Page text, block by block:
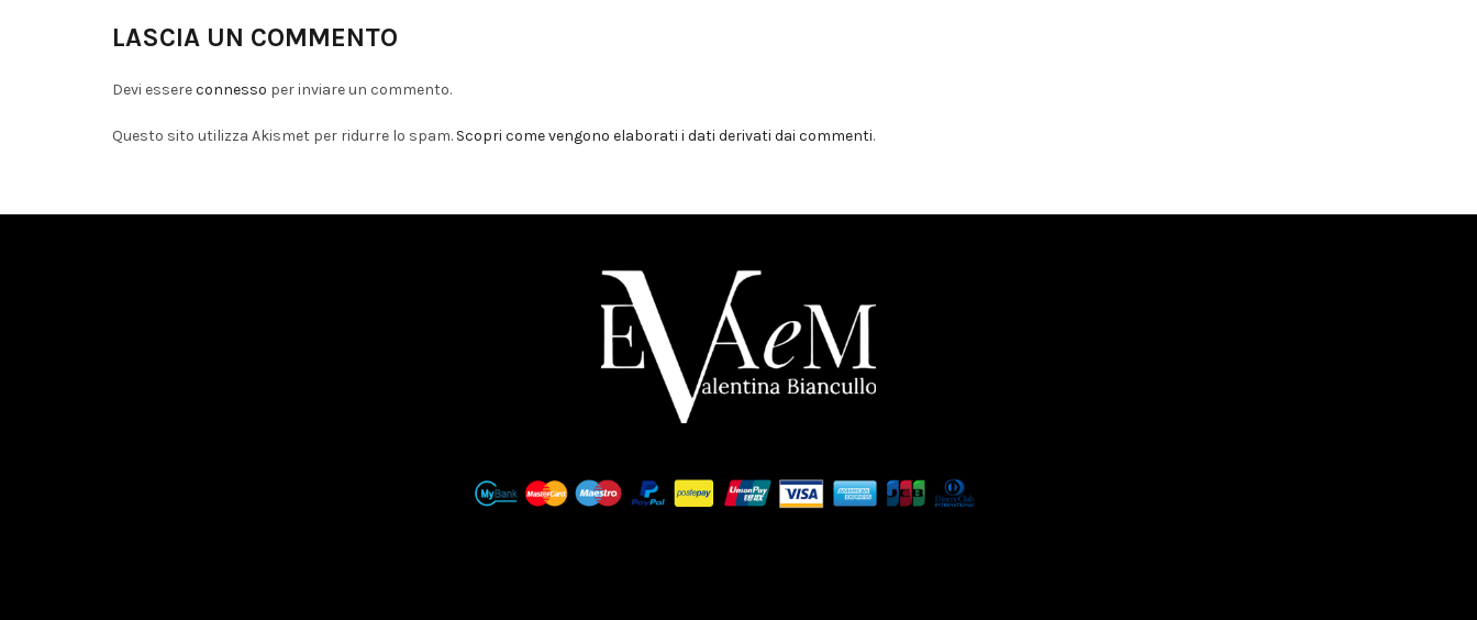
LASCIA UN COMMENTO
Devi essereconnesso per inviare un commento.
Questo sito utilizza Akismet per ridurre lo spam. Scopri come vengono elaborati i dati derivati dai commenti.